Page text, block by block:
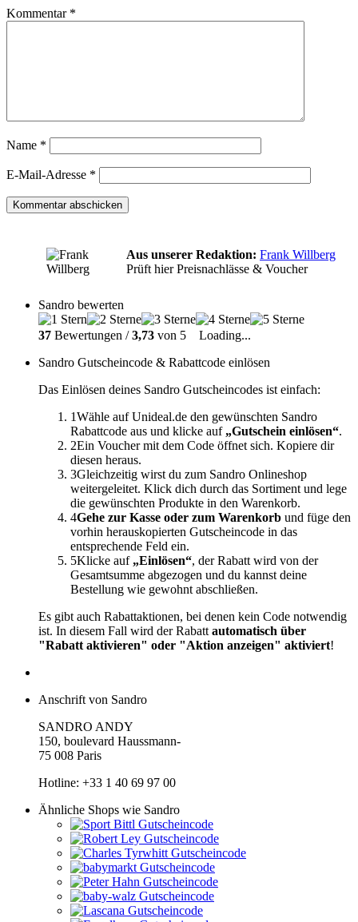
Kommentar *
Name *
E-Mail-Adresse *
Aus unserer Redaktion: Frank Willberg
Prüft hier Preisnachlässe & Voucher
Sandro bewerten
37 Bewertungen /3,73 von 5
Loading...
Sandro Gutscheincode & Rabattcode einlösen
Das Einlösen deines Sandro Gutscheincodes ist einfach:
1Wähle auf Unideal.de den gewünschten Sandro
Rabattcode aus und klicke auf „Gutschein einlösen“.
2Ein Voucher mit dem Code öffnet sich. Kopiere dir
diesen heraus.
3Gleichzeitig wirst du zum Sandro Onlineshop
weitergeleitet. Klick dich durch das Sortiment und lege
die gewünschten Produkte in den Warenkorb.
4Gehe zur Kasse oder zum Warenkorb und füge den
vorhin herauskopierten Gutscheincode in das
entsprechende Feld ein.
5Klicke auf „Einlösen“, der Rabatt wird von der
Gesamtsumme abgezogen und du kannst deine
Bestellung wie gewohnt abschließen.
Es gibt auch Rabattaktionen, bei denen kein Code notwendig
ist. In diesem Fall wird der Rabatt automatisch über
"Rabatt aktivieren" oder "Aktion anzeigen" aktiviert!
Anschrift von Sandro
SANDRO ANDY
150, boulevard Haussmann-
75 008 Paris
Hotline: +33 1 40 69 97 00
Ähnliche Shops wie Sandro